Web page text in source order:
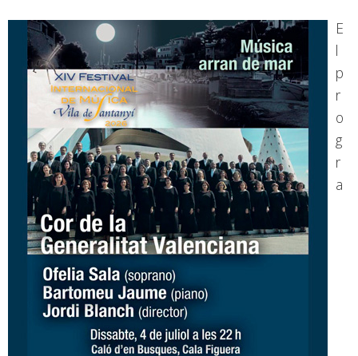
E
l
p
r
o
g
r
a